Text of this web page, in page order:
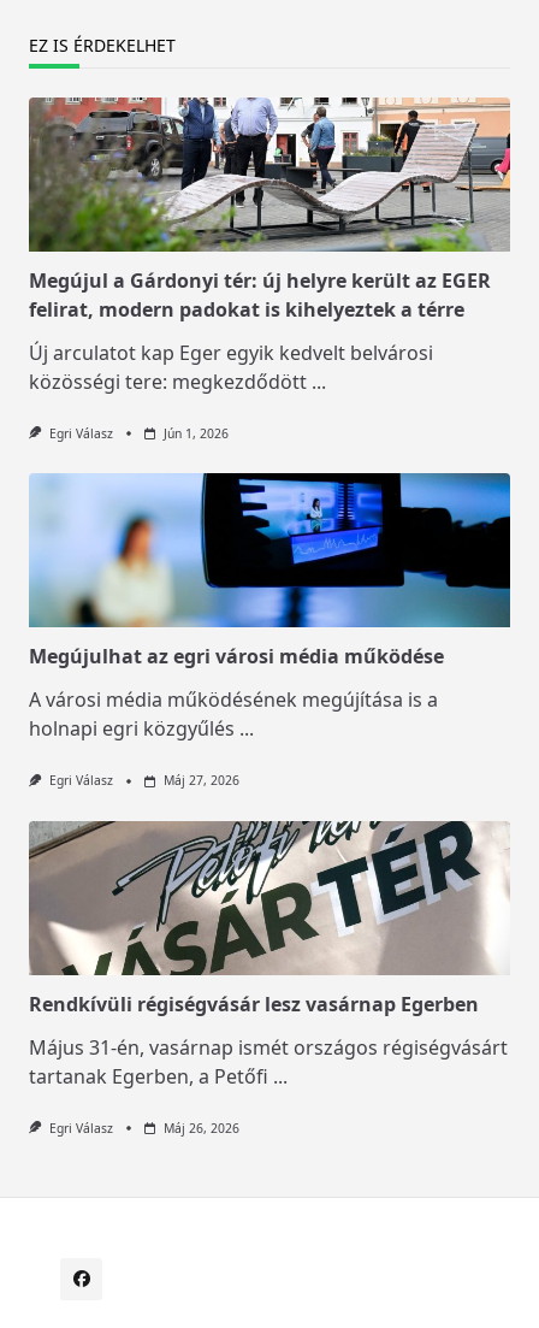
EZ IS ÉRDEKELHET
Megújul a Gárdonyi tér: új helyre került az EGER
felirat, modern padokat is kihelyeztek a térre
Új arculatot kap Eger egyik kedvelt belvárosi
közösségi tere: megkezdődött ...
Egri Válasz Jún 1, 2026
Megújulhat az egri városi média működése
A városi média működésének megújítása is a
holnapi egri közgyűlés ...
Egri Válasz Máj 27, 2026
Rendkívüli régiségvásár lesz vasárnap Egerben
Május 31-én, vasárnap ismét országos régiségvásárt
tartanak Egerben, a Petőfi ...
Egri Válasz Máj 26, 2026